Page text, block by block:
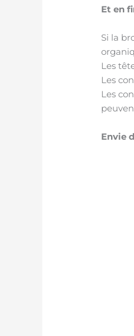
Et en
Si la
Les
Les
Les
Envie